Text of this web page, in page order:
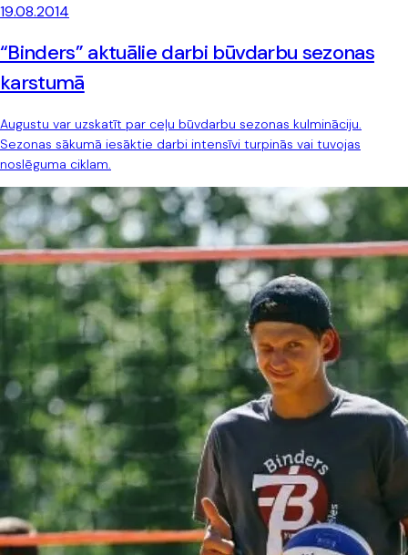
19.08.2014
“Binders” aktuālie darbi būvdarbu sezonas
karstumā
Augustu var uzskatīt par ceļu būvdarbu sezonas kulmināciju.
Sezonas sākumā iesāktie darbi intensīvi turpinās vai tuvojas
noslēguma ciklam.